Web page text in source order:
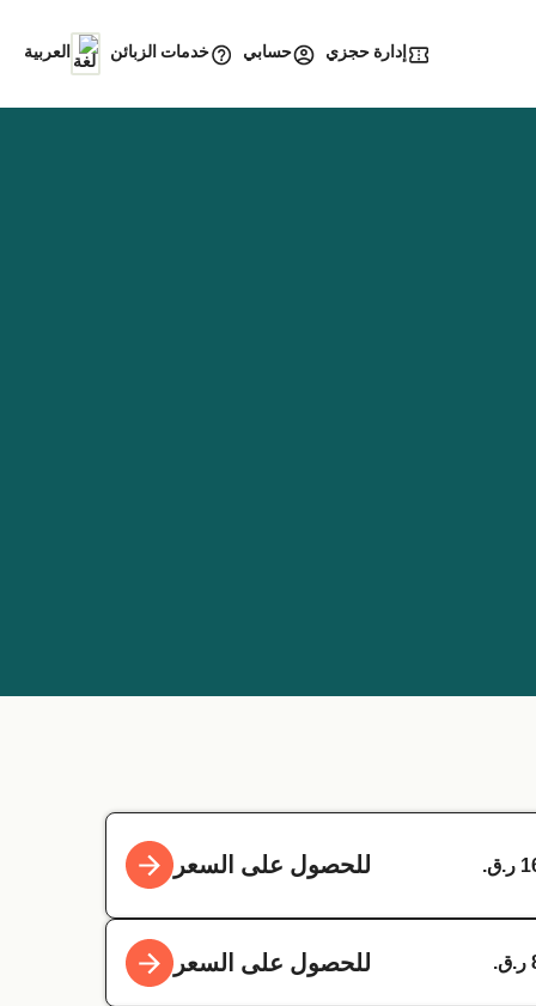
إدارة حجزي حسابي خدمات الزبائن العربية
للحصول على السعر
للحصول على السعر